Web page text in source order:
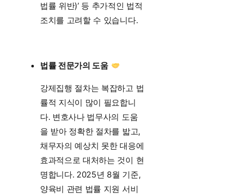
법률 위반)’ 등 추가적인 법적
조치를 고려할 수 있습니다.
법률 전문가의 도움
강제집행 절차는 복잡하고 법
률적 지식이 많이 필요합니
다. 변호사나 법무사의 도움
을 받아 정확한 절차를 밟고,
채무자의 예상치 못한 대응에
효과적으로 대처하는 것이 현
명합니다. 2025년 8월 기준,
양육비 관련 법률 지원 서비